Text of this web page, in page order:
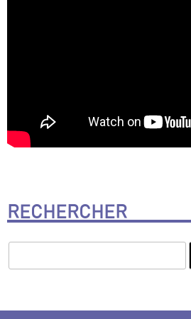
RECHERCHER